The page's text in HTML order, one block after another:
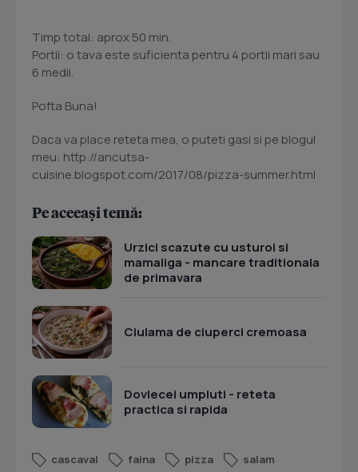
Timp total: aprox 50 min.
Portii: o tava este suficienta pentru 4 portii mari sau
6 medii.
Pofta Buna!
Daca va place reteta mea, o puteti gasi si pe blogul
meu: http://ancutsa-
cuisine.blogspot.com/2017/08/pizza-summer.html
Pe aceeași temă:
Urzici scazute cu usturoi si
mamaliga - mancare traditionala
de primavara
Ciulama de ciuperci cremoasa
Dovlecei umpluti - reteta
practica si rapida
cascaval faina pizza
salam